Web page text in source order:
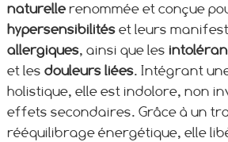
naturellerenommée et conçue
hypersensibilités et leurs
allergiques, ainsi que les
et les douleurs liées. Intégrant
holistique, elle est indolore, non
effets secondaires. Grâce à un
rééquilibrage énergétique, elle